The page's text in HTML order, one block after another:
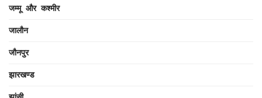
जम्मू और कश्मीर
जालौन
जौनपुर
झारखण्ड